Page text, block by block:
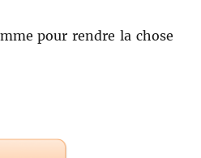
pour rendre la chose